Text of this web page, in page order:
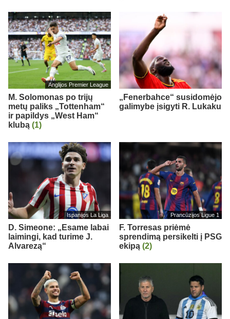
Anglijos Premier League
M. Solomonas po trijų
metų paliks „Tottenham“
ir papildys „West Ham“
klubą (1)
„Fenerbahce“ susidomėjo
galimybe įsigyti R. Lukaku
Ispanijos La Liga
D. Simeone: „Esame labai
laimingi, kad turime J.
Alvarezą“
Prancūzijos Ligue 1
F. Torresas priėmė
sprendimą persikelti į PSG
ekipą (2)